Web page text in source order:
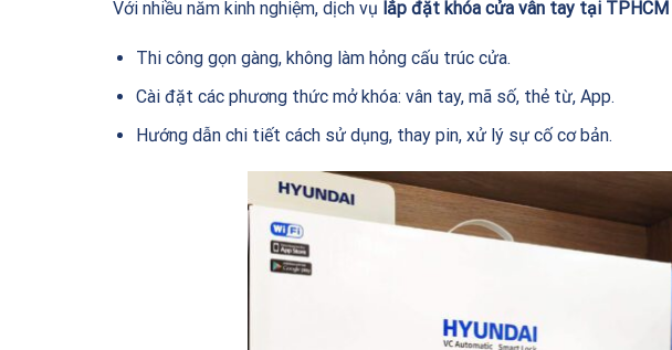
Với nhiều năm kinh nghiệm, dịch vụ lắp đặt khóa cửa vân tay tại TPHCM
Thi công gọn gàng, không làm hỏng cấu trúc cửa.
Cài đặt các phương thức mở khóa: vân tay, mã số, thẻ từ, App.
Hướng dẫn chi tiết cách sử dụng, thay pin, xử lý sự cố cơ bản.